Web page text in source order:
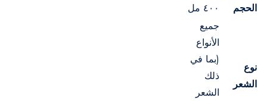
الحجم
٤٠٠ مل
نوع
الشعر
جميع
الأنواع
(بما في
ذلك
الشعر